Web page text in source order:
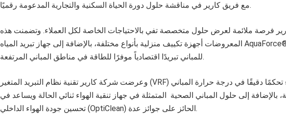
مع فريق كارير في مناقشة حلول دورة الحياة السكنية والتجارية المدعومة رقميًا.
فرصة ملائمة لعرض حلول متخصصة تفي بالاحتياجات الخاصة لكل العملاء. وتضمنت هذه
المعروضات أجهزة تكييف منزلية بأنواع مختلفة، بالإضافة إلى جهاز تبريد المياه AquaForce® 30XA الذي يوفر
للمباني تبريدًا اقتصادياً موفرًا للطاقة في مناطق المباني المرتفعة.
وعرضت شركة كارير تقنية نظام التبريد المتغير (VRF) الذي يوفر للعملاء تحكمًا دقيقًا في درجة حرارة المباني
بالإضافة إلى حلول المباني الصحية المتمثلة في جهاز تنقية الهواء ثنائي الحالة ويساعد في
تحسين جودة الهواء الداخلي (OptiClean) الحائز على جوائز عدة.